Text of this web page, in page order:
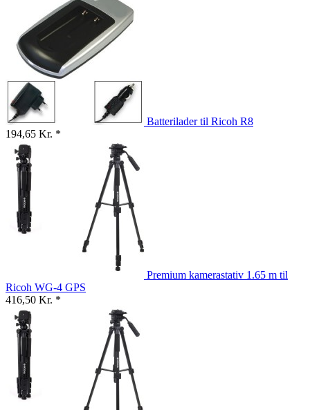
Batterilader til Ricoh R8
194,65 Kr. *
Premium kamerastativ 1.65 m til
Ricoh WG-4 GPS
416,50 Kr. *